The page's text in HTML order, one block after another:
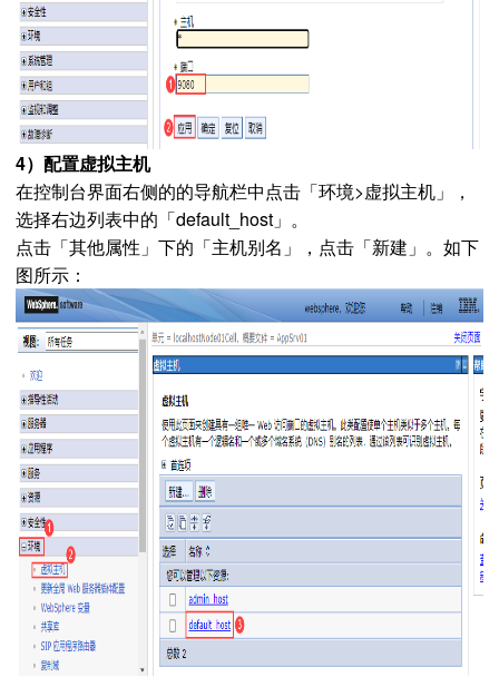
4）配置虚拟主机
在控制台界面右侧的的导航栏中点击「环境>虚拟主机」，
选择右边列表中的「default_host」。
点击「其他属性」下的「主机别名」，点击「新建」。如下
图所示：